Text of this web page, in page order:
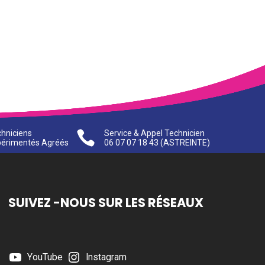
Agréés

Service & Appel Technicien
06 07 07 18 43 (ASTREINTE)
SUIVEZ -NOUS SUR LES RÉSEAUX
YouTube Instagram